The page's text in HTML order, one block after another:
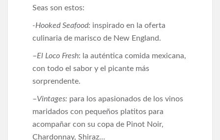
Seas son estos:
-Hooked Seafood: inspirado en la oferta
culinaria de marisco de New England.
–El Loco Fresh: la auténtica comida mexicana,
con todo el sabor y el picante más
sorprendente.
–Vintages: para los apasionados de los vinos
maridados con pequeños platitos para
acompañar con su copa de Pinot Noir,
Chardonnay, Shiraz…